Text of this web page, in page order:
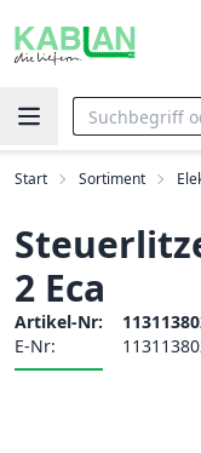
Start Sortiment
2 Eca
Artikel-Nr:
E-Nr: